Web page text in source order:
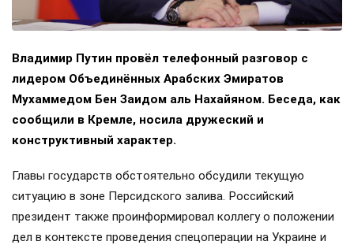
Владимир Путин провёл телефонный разговор с
лидером Объединённых Арабских Эмиратов
Мухаммедом Бен Заидом аль Нахайяном. Беседа, как
сообщили в Кремле, носила дружеский и
конструктивный характер.
Главы государств обстоятельно обсудили текущую
ситуацию в зоне Персидского залива. Российский
президент также проинформировал коллегу о положении
дел в контексте проведения спецоперации на Украине и